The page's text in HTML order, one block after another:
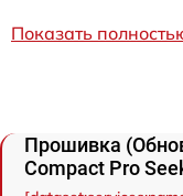
Показать
Прошивка
Compact Pro